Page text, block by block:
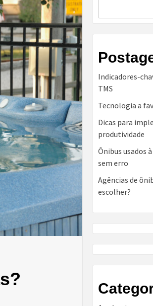
Indicadores-
TMS
Tecnologia a
Dicas para
produtividade
Ônibus usados
sem erro
Agências de
escolher?